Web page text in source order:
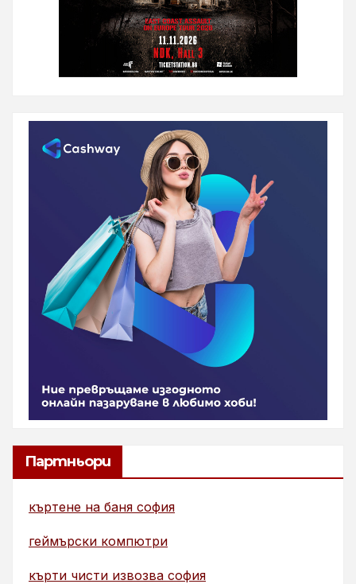
Партньори
къртене на баня софия
геймърски компютри
кърти чисти извозва софия